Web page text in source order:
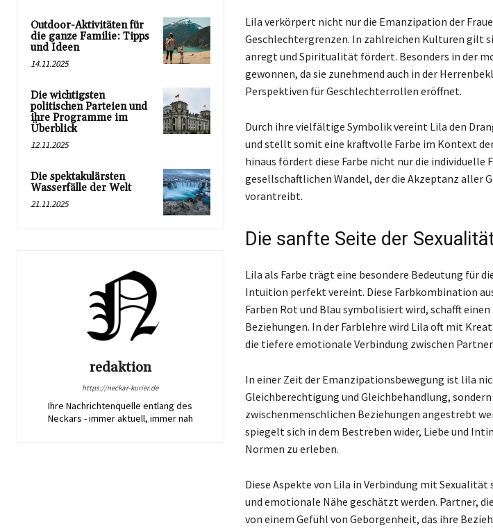
Outdoor-Aktivitäten für
die ganze Familie: Tipps
und Ideen
14.11.2025
Die wichtigsten
politischen Parteien und
ihre Programme im
Überblick
12.11.2025
Die spektakulärsten
Wasserfälle der Welt
21.11.2025
redaktion
https://neckar-kurier.de
Ihre Nachrichtenquelle entlang des
Neckars - immer aktuell, immer nah
Lila verkörpert nicht nur die Emanzipation der
Geschlechtergrenzen. In zahlreichen Kulturen gilt
anregt und Spiritualität fördert. Besonders in der
gewonnen, da sie zunehmend auch in der
Perspektiven für Geschlechterrollen eröffnet.
Durch ihre vielfältige Symbolik vereint Lila den
und stellt somit eine kraftvolle Farbe im Kontext
hinaus fördert diese Farbe nicht nur die individuelle
gesellschaftlichen Wandel, der die Akzeptanz aller
vorantreibt.
Die sanfte Seite der
Lila als Farbe trägt eine besondere Bedeutung für
Intuition perfekt vereint. Diese Farbkombination
Farben Rot und Blau symbolisiert wird, schafft
Beziehungen. In der Farblehre wird Lila oft mit
die tiefere emotionale Verbindung zwischen
In einer Zeit der Emanzipationsbewegung ist lila
Gleichberechtigung und Gleichbehandlung,
zwischenmenschlichen Beziehungen angestrebt
spiegelt sich in dem Bestreben wider, Liebe und
Normen zu erleben.
Diese Aspekte von Lila in Verbindung mit
und emotionale Nähe geschätzt werden. Partner,
von einem Gefühl von Geborgenheit, das ihre